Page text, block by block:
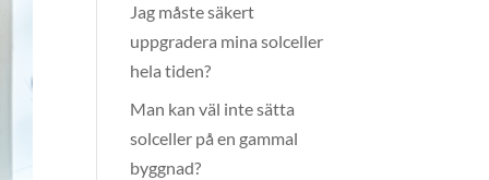
Jag måste säkert
uppgradera mina solceller
hela tiden?
Man kan väl inte sätta
solceller på en gammal
byggnad?